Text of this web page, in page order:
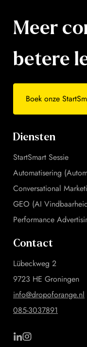
Meer
betere
Boek onze
Diensten
StartSmart Sessie
Automatisering
Conversational
GEO (AI
Performance
Contact
Lübeckweg 2
9723 HE Groningen
info@dropoforange.nl
085-3037891